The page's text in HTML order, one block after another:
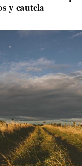
y cautela